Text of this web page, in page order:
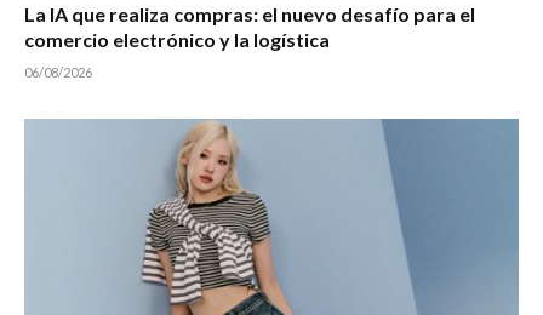
La IA que realiza compras: el nuevo desafío para el
comercio electrónico y la logística
06/08/2026